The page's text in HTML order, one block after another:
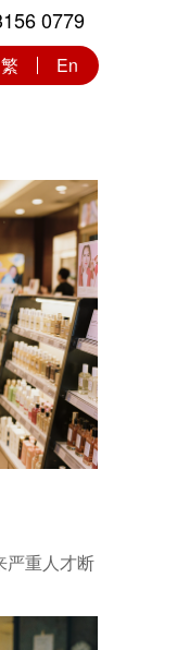
0779
繁 En
严重人才断